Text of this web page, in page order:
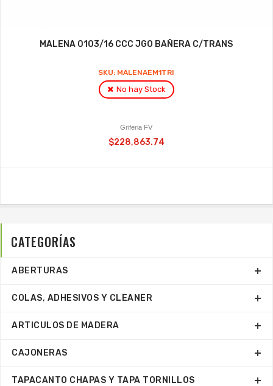
MALENA 0103/16 CCC JGO BAÑERA C/TRANS
SKU: MALENAEM1TRI
No hay Stock
Griferia FV
$228,863.74
CATEGORÍAS
ABERTURAS
COLAS, ADHESIVOS Y CLEANER
ARTICULOS DE MADERA
CAJONERAS
TAPACANTO CHAPAS Y TAPA TORNILLOS